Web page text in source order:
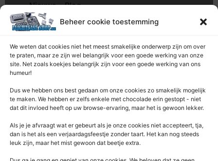
Beheer cookie toestemming
We weten dat cookies niet het meest smakelijke onderwerp zijn om over
te praten, maar ze zijn wel belangrijk voor een goede werking van onze
site. Net zoals koekjes belangrijk zijn voor een goede werking van ons
humeur!
Dus we hebben ons best gedaan om onze cookies zo smakelijk mogelijk
te maken. We hebben er zelfs enkele met chocolade erin gestopt - niet
dat dit invloed heeft op uw browse-ervaring, maar het is gewoon lekker.
Als je je afvraagt ​​wat er gebeurt als je onze cookies niet accepteert, tja,
dan is het als een verjaardagsfeestje zonder taart. Het kan nog steeds
leuk zijn, maar het mist gewoon dat beetje extra.
Nieuws – Blog
Onderhoud pagina
Over ons
Privacybeleid
Retourrecht
Winkelwagen
Contacteer Ons
Rentek BV – Protekt
Nieuwpoortlaan 21 / 1
3600 Genk